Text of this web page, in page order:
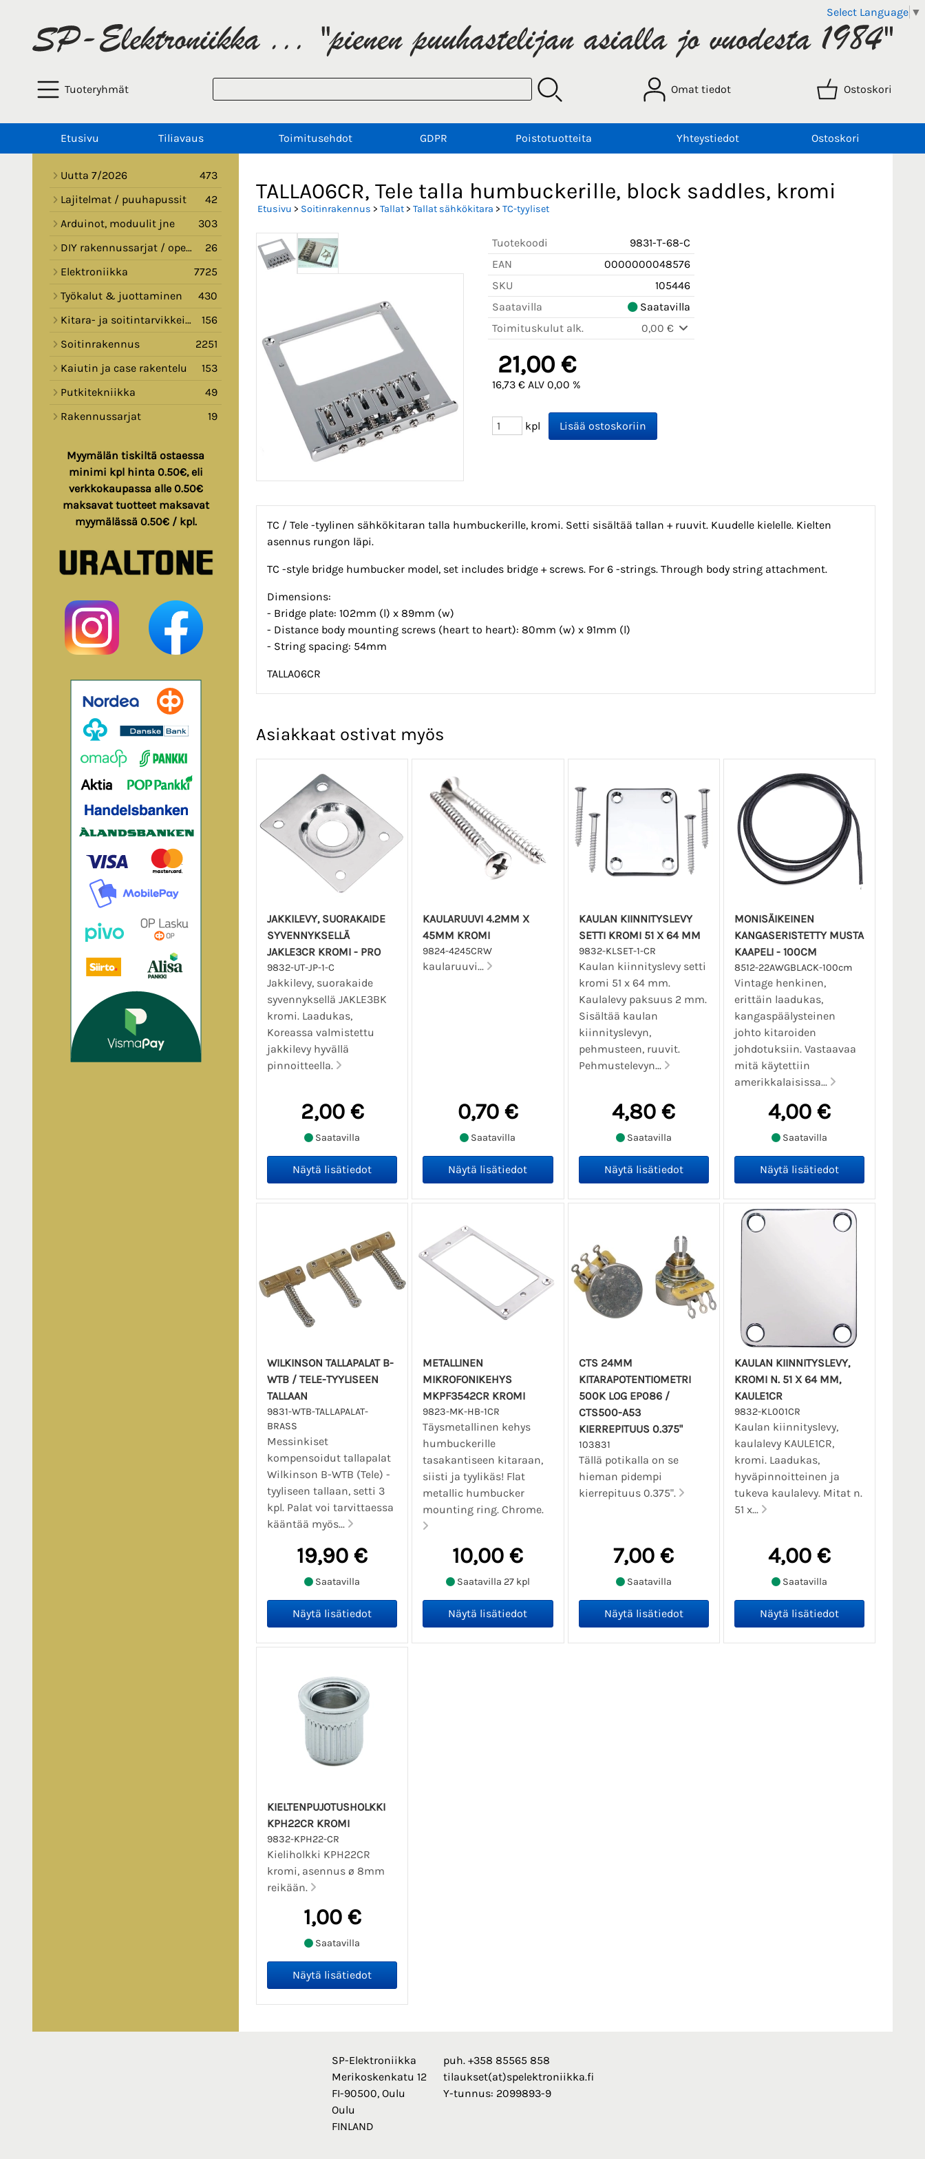
Select Language ▼
Tuoteryhmät Omat tiedot Ostoskori
Etusivu Tiliavaus Toimitusehdot GDPR Poistotuotteita Yhteystiedot Ostoskori
Uutta 7/2026
473
Lajitelmat / puuhapussit
42
Arduinot, moduulit jne
303
DIY rakennussarjat / opetussarjat
26
Elektroniikka
7725
Työkalut & juottaminen
430
Kitara- ja soitintarvikkeita
156
Soitinrakennus
2251
Kaiutin ja case rakentelu
153
Putkitekniikka
49
Rakennussarjat
19
Myymälän tiskiltä ostaessa
minimi kpl hinta 0.50€, eli
verkkokaupassa alle 0.50€
maksavat tuotteet maksavat
myymälässä 0.50€ / kpl.
TALLA06CR, Tele talla humbuckerille, block saddles, kromi
Etusivu > Soitinrakennus > Tallat> Tallat sähkökitara > TC-tyyliset
Tuotekoodi
9831-T-68-C
EAN
0000000048576
SKU
105446
Saatavilla
Saatavilla
Toimituskulut alk.
0,00 €
21,00 €
16,73 € ALV 0,00 %
kpl
TC / Tele -tyylinen sähkökitaran talla humbuckerille, kromi. Setti sisältää tallan + ruuvit. Kuudelle kielelle. Kielten
asennus rungon läpi.
TC -style bridge humbucker model, set includes bridge + screws. For 6 -strings. Through body string attachment.
Dimensions:
- Bridge plate: 102mm (l) x 89mm (w)
- Distance body mounting screws (heart to heart): 80mm (w) x 91mm (l)
- String spacing: 54mm
TALLA06CR
Asiakkaat ostivat myös
JAKKILEVY, SUORAKAIDE
SYVENNYKSELLÄ
JAKLE3CR KROMI - PRO
9832-UT-JP-1-C
Jakkilevy, suorakaide
syvennyksellä JAKLE3BK
kromi. Laadukas,
Koreassa valmistettu
jakkilevy hyvällä
pinnoitteella.
2,00 €
Saatavilla
KAULARUUVI 4.2MM X
45MM KROMI
9824-4245CRW
kaularuuvi...
0,70 €
Saatavilla
KAULAN KIINNITYSLEVY
SETTI KROMI 51 X 64 MM
9832-KLSET-1-CR
Kaulan kiinnityslevy setti
kromi 51 x 64 mm.
Kaulalevy paksuus 2 mm.
Sisältää kaulan
kiinnityslevyn,
pehmusteen, ruuvit.
Pehmustelevyn...
4,80 €
Saatavilla
MONISÄIKEINEN
KANGASERISTETTY MUSTA
KAAPELI - 100CM
8512-22AWGBLACK-100cm
Vintage henkinen,
erittäin laadukas,
kangaspäälysteinen
johto kitaroiden
johdotuksiin. Vastaavaa
mitä käytettiin
amerikkalaisissa...
4,00 €
Saatavilla
WILKINSON TALLAPALAT B-
WTB / TELE-TYYLISEEN
TALLAAN
9831-WTB-TALLAPALAT-
BRASS
Messinkiset
kompensoidut tallapalat
Wilkinson B-WTB (Tele) -
tyyliseen tallaan, setti 3
kpl. Palat voi tarvittaessa
kääntää myös...
19,90 €
Saatavilla
METALLINEN
MIKROFONIKEHYS
MKPF3542CR KROMI
9823-MK-HB-1CR
Täysmetallinen kehys
humbuckerille
tasakantiseen kitaraan,
siisti ja tyylikäs! Flat
metallic humbucker
mounting ring. Chrome.
10,00 €
Saatavilla 27 kpl
CTS 24MM
KITARAPOTENTIOMETRI
500K LOG EP086 /
CTS500-A53
KIERREPITUUS 0.375"
103831
Tällä potikalla on se
hieman pidempi
kierrepituus 0.375".
7,00 €
Saatavilla
KAULAN KIINNITYSLEVY,
KROMI N. 51 X 64 MM,
KAULE1CR
9832-KL001CR
Kaulan kiinnityslevy,
kaulalevy KAULE1CR,
kromi. Laadukas,
hyväpinnoitteinen ja
tukeva kaulalevy. Mitat n.
51 x...
4,00 €
Saatavilla
KIELTENPUJOTUSHOLKKI
KPH22CR KROMI
9832-KPH22-CR
Kieliholkki KPH22CR
kromi, asennus ø 8mm
reikään.
1,00 €
Saatavilla
SP-Elektroniikka
Merikoskenkatu 12
FI-90500, Oulu
Oulu
FINLAND
puh. +358 85565 858
tilaukset(at)spelektroniikka.fi
Y-tunnus: 2099893-9